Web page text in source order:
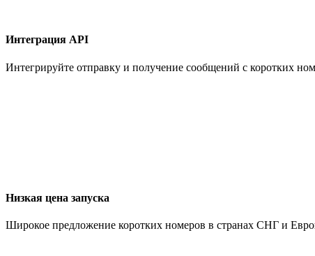
Интеграция API
Интегрируйте отправку и получение сообщений с коротких
Низкая цена запуска
Широкое предложение коротких номеров в странах СНГ и